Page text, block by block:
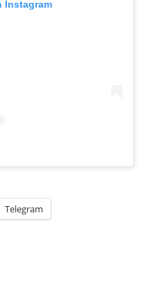
Instagram
Telegram